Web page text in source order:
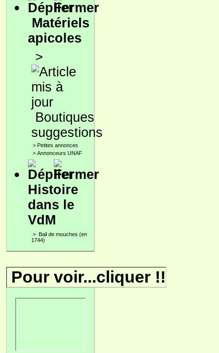
Matériels
apicoles
>
Boutiques
suggestions
> Petites annonces
> Annonceurs UNAF
Histoire
dans le
VdM
> Bail de mouches (en
1744)
Pour voir...cliquer !!